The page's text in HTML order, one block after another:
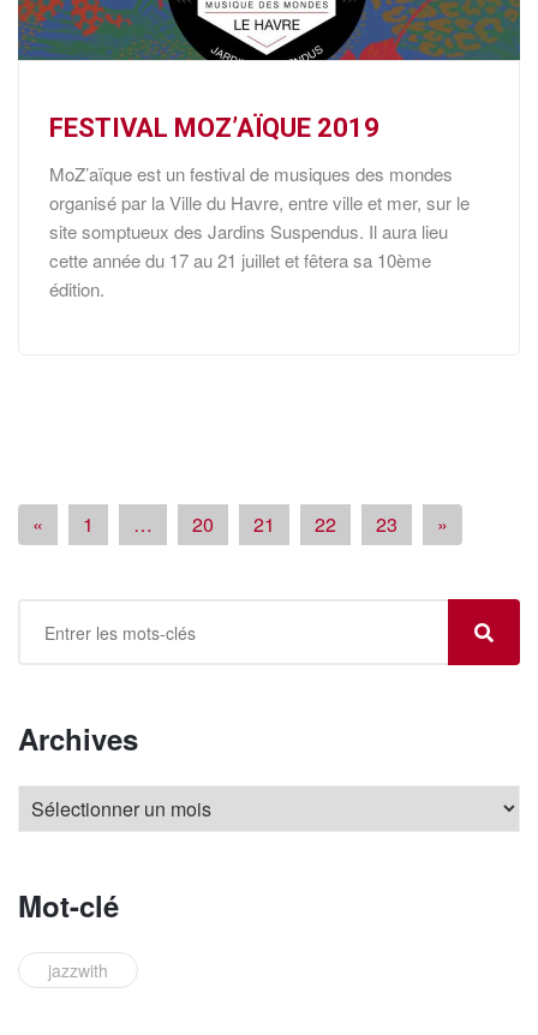
FESTIVAL MOZ’AÏQUE 2019
MoZ’aïque est un festival de musiques des mondes
organisé par la Ville du Havre, entre ville et mer, sur le
site somptueux des Jardins Suspendus. Il aura lieu
cette année du 17 au 21 juillet et fêtera sa 10ème
édition.
« 1 … 20 21 22 23 »
Archives
Mot-clé
jazzwith